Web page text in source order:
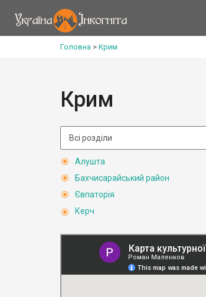
Головна > Крим
Крим
Алушта
Бахчисарайський район
Євпаторія
Керч